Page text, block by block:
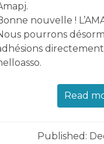
nouvelle !
pourrons
Read
Published: